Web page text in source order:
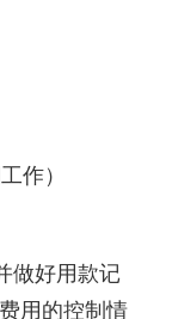
作）
做好用款记
用的控制情